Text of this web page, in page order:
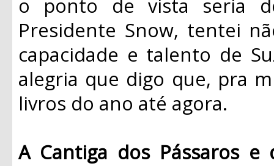
o ponto de vista seria
Presidente Snow, tentei
capacidade e talento de
alegria que digo que, pra
livros do ano até agora.
A Cantiga dos Pássaros e